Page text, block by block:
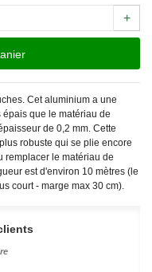
+
Cet aluminium a une
que le matériau de
de 0,2 mm. Cette
robuste qui se plie encore
remplacer le matériau de
est d'environ 10 mètres (le
court - marge max 30 cm).